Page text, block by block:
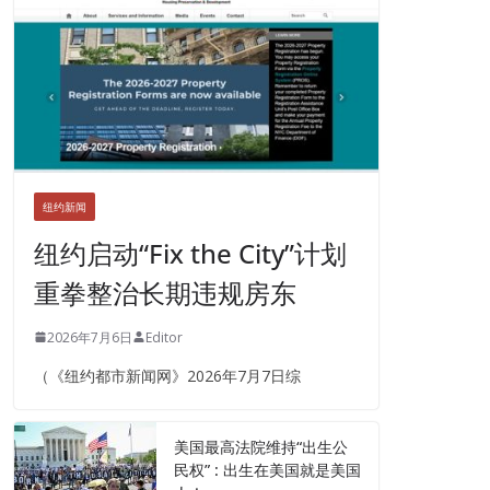
纽约新闻
纽约启动“Fix the City”计划
重拳整治长期违规房东
2026年7月6日 Editor
（《纽约都市新闻网》2026年7月7日综
美国最高法院维持“出生公
民权” : 出生在美国就是美国